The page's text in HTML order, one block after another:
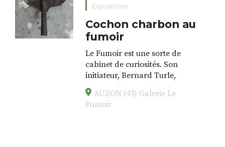
Expositions
Cochon charbon au
fumoir
Le Fumoir est une sorte de
cabinet de curiosités. Son
initiateur, Bernard Turle,
s’amuse à donner à voir des
associations fertiles, graves ou
drôles, parfois fumeuses. Des
AUZON (43) Galerie Le
Fumoir